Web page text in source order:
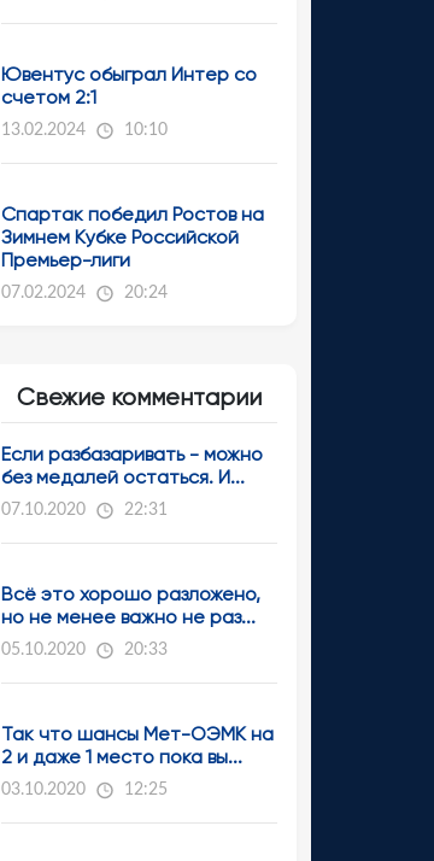
Ювентус обыграл Интер со
счетом 2:1
13.02.2024 10:10
Спартак победил Ростов на
Зимнем Кубке Российской
Премьер-лиги
07.02.2024 20:24
Свежие комментарии
Если разбазаривать - можно
без медалей остаться. И...
07.10.2020 22:31
Всё это хорошо разложено,
но не менее важно не раз...
05.10.2020 20:33
Так что шансы Мет-ОЭМК на
2 и даже 1 место пока вы...
03.10.2020 12:25